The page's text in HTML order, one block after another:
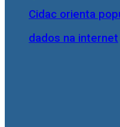
Cidac orienta
dados na internet